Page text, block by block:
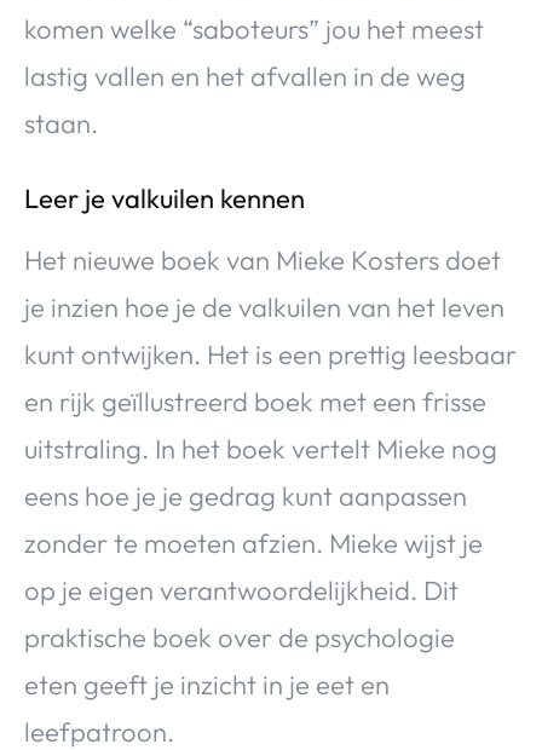
komen welke “saboteurs” jou het meest
lastig vallen en het afvallen in de weg
staan.
Leer je valkuilen kennen
Het nieuwe boek van Mieke Kosters doet
je inzien hoe je de valkuilen van het leven
kunt ontwijken. Het is een prettig leesbaar
en rijk geïllustreerd boek met een frisse
uitstraling. In het boek vertelt Mieke nog
eens hoe je je gedrag kunt aanpassen
zonder te moeten afzien. Mieke wijst je
op je eigen verantwoordelijkheid. Dit
praktische boek over de psychologie
eten geeft je inzicht in je eet en
leefpatroon.